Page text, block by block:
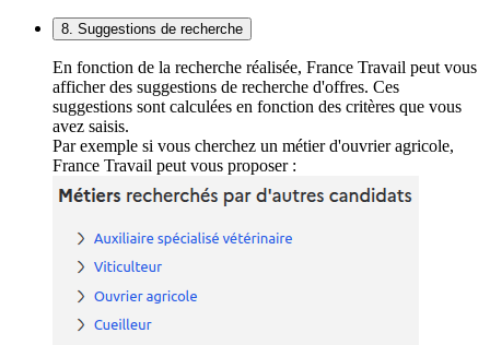
8. Suggestions de recherche
En fonction de la recherche réalisée, France Travail peut vous
afficher des suggestions de recherche d'offres. Ces
suggestions sont calculées en fonction des critères que vous
avez saisis.
Par exemple si vous cherchez un métier d'ouvrier agricole,
France Travail peut vous proposer :